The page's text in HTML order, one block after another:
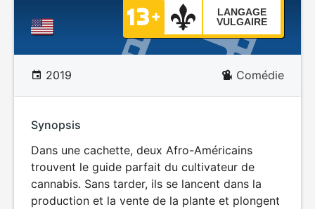
LANGAGE
VULGAIRE
2019 Comédie
Synopsis
Dans une cachette, deux Afro-Américains
trouvent le guide parfait du cultivateur de
cannabis. Sans tarder, ils se lancent dans la
production et la vente de la plante et plongent